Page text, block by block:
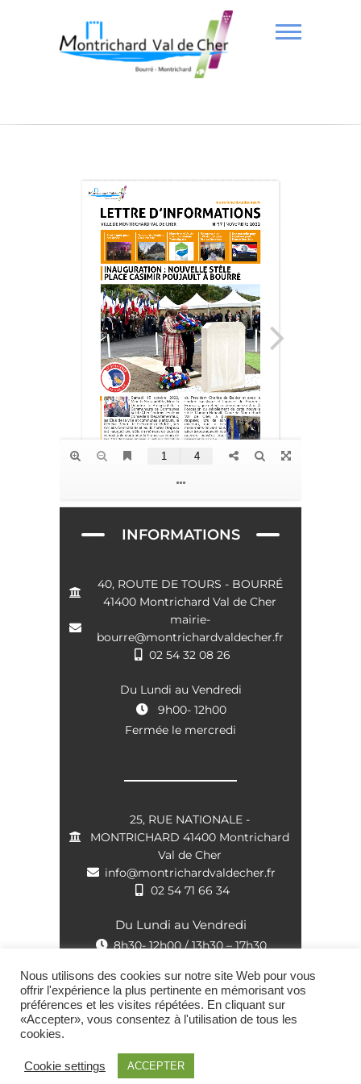
INFORMATIONS
40, ROUTE DE TOURS - BOURRÉ
41400 Montrichard Val de Cher
mairie-
bourre@montrichardvaldecher.fr
02 54 32 08 26
Du Lundi au Vendredi
9h00- 12h00
Fermée le mercredi
25, RUE NATIONALE -
MONTRICHARD 41400 Montrichard
Val de Cher
info@montrichardvaldecher.fr
02 54 71 66 34
Du Lundi au Vendredi
8h30- 12h00 / 13h30 – 17h30
Politique de Confidentialité
légales |Plan du site
Nous utilisons des cookies sur notre site Web pour vous
offrir l'expérience la plus pertinente en mémorisant vos
préférences et les visites répétées. En cliquant sur
«Accepter», vous consentez à l'utilisation de tous les
cookies.
Cookie settings ACCEPTER